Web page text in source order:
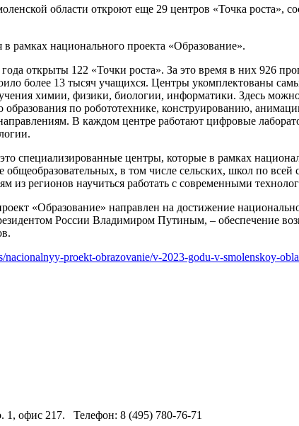
области откроют еще 29 центров «Точка роста»,
рамках национального проекта «Образование».
открыты 122 «Точки роста». За это время в них 926
более 13 тысяч учащихся. Центры укомплектованы
химии, физики, биологии, информатики. Здесь
образования по робототехнике, конструированию,
В каждом центре работают цифровые
специализированные центры, которые в рамках
общеобразовательных, в том числе сельских, школ по всей
из регионов научиться работать с современными
«Образование» направлен на достижение
России Владимиром Путиным, – обеспечение
nacionalnyy-proekt-obrazovanie/v-2023-godu-v-smolenskoy-
1, офис 217. Телефон: 8 (495) 780-76-71